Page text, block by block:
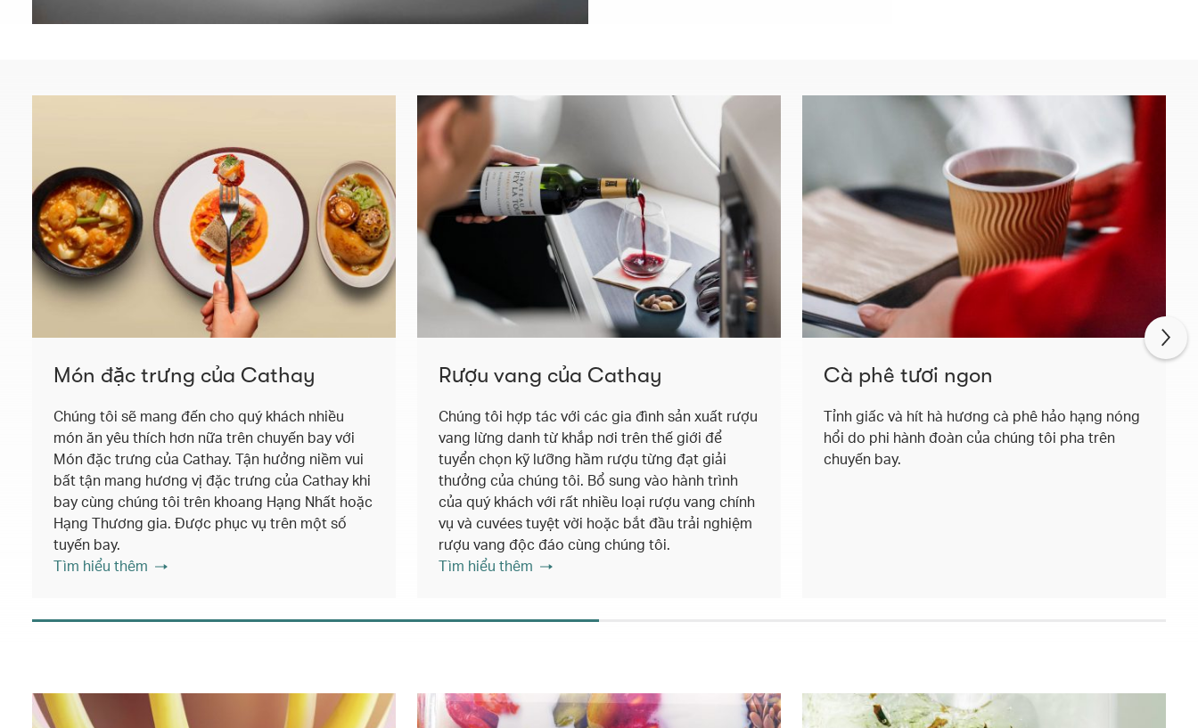
Món đặc trưng của Cathay
Chúng tôi sẽ mang đến cho quý khách nhiều
món ăn yêu thích hơn nữa trên chuyến bay với
Món đặc trưng của Cathay. Tận hưởng niềm vui
bất tận mang hương vị đặc trưng của Cathay khi
bay cùng chúng tôi trên khoang Hạng Nhất hoặc
Hạng Thương gia. Được phục vụ trên một số
tuyến bay.
Tìm hiểu thêm
Rượu vang của Cathay
Chúng tôi hợp tác với các gia đình sản xuất rượu
vang lừng danh từ khắp nơi trên thế giới để
tuyển chọn kỹ lưỡng hầm rượu từng đạt giải
thưởng của chúng tôi. Bổ sung vào hành trình
của quý khách với rất nhiều loại rượu vang chính
vụ và cuvées tuyệt vời hoặc bắt đầu trải nghiệm
rượu vang độc đáo cùng chúng tôi.
Tìm hiểu thêm
Cà phê tươi ngon
Tỉnh giấc và hít hà hương cà phê hảo hạng nóng
hổi do phi hành đoàn của chúng tôi pha trên
chuyến bay.